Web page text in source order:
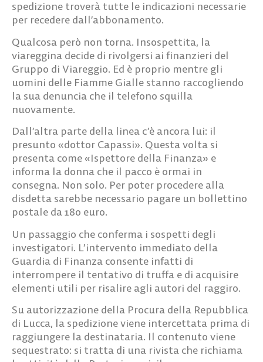
spedizione troverà tutte le indicazioni necessarie
per recedere dall’abbonamento.
Qualcosa però non torna. Insospettita, la
viareggina decide di rivolgersi ai finanzieri del
Gruppo di Viareggio. Ed è proprio mentre gli
uomini delle Fiamme Gialle stanno raccogliendo
la sua denuncia che il telefono squilla
nuovamente.
Dall’altra parte della linea c’è ancora lui: il
presunto «dottor Capassi». Questa volta si
presenta come «Ispettore della Finanza» e
informa la donna che il pacco è ormai in
consegna. Non solo. Per poter procedere alla
disdetta sarebbe necessario pagare un bollettino
postale da 180 euro.
Un passaggio che conferma i sospetti degli
investigatori. L’intervento immediato della
Guardia di Finanza consente infatti di
interrompere il tentativo di truffa e di acquisire
elementi utili per risalire agli autori del raggiro.
Su autorizzazione della Procura della Repubblica
di Lucca, la spedizione viene intercettata prima di
raggiungere la destinataria. Il contenuto viene
sequestrato: si tratta di una rivista che richiama